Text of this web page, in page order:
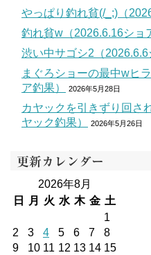
やっぱり釣れ貧(/_;)（
釣れ貧w（2026.6.16ショ
渋い中サゴシ2（2026.6.6
まぐろショーの最中wヒ
ア釣果）
2026年5月28日
カヤックを引きずり回さ
ヤック釣果）
2026年5月26日
更新カレンダー
2026年8月
日
月 火 水 木 金 土
1
2
3 4 5 6 7
8
9
10 11 12 13 14 15